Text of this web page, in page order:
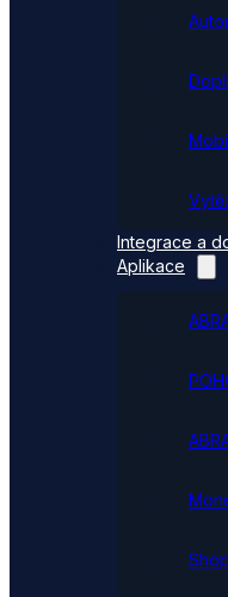
Integrace a
Aplikace